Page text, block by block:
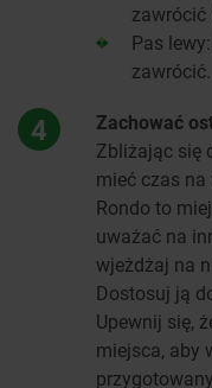
zawrócić
Pas
zawrócić.
4
Zachować
Zbliżając się
mieć czas na
Rondo to
uważać na
wjeżdżaj na
Dostosuj ją
Upewnij się,
miejsca, aby